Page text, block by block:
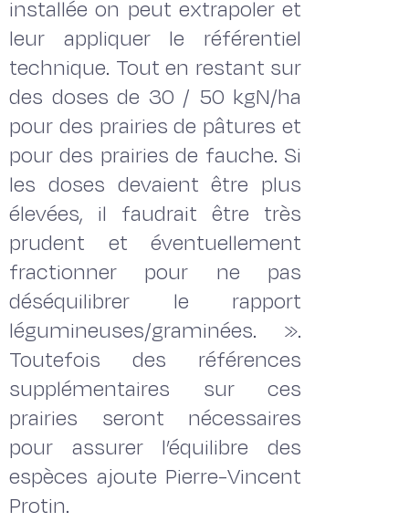
installée on peut extrapoler et
leur appliquer le référentiel
technique. Tout en restant sur
des doses de 30 / 50 kgN/ha
pour des prairies de pâtures et
pour des prairies de fauche. Si
les doses devaient être plus
élevées, il faudrait être très
prudent et éventuellement
fractionner pour ne pas
déséquilibrer le rapport
légumineuses/graminées. ».
Toutefois des références
supplémentaires sur ces
prairies seront nécessaires
pour assurer l’équilibre des
espèces ajoute Pierre-Vincent
Protin.